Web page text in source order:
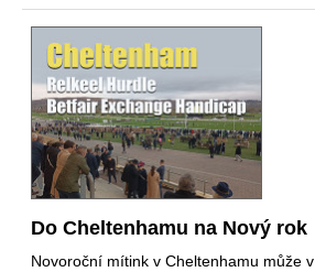
Do Cheltenhamu na Nový rok
Novoroční mítink v Cheltenhamu může